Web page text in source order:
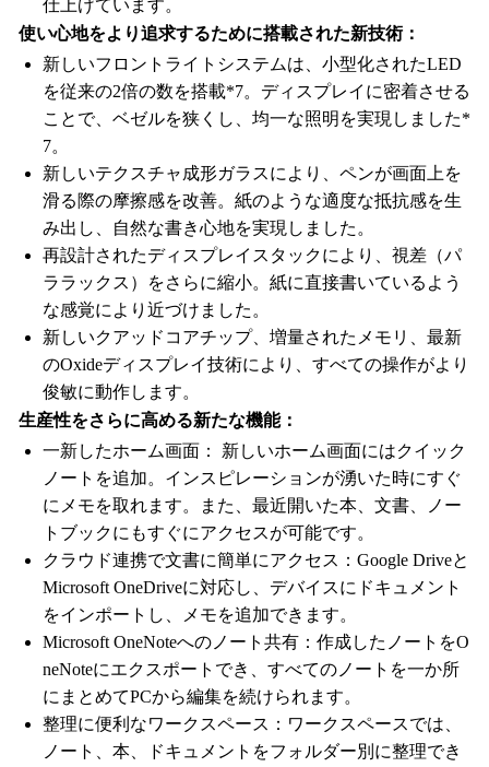
仕上げています。
使い心地をより追求するために搭載された新技術：
新しいフロントライトシステムは、小型化されたLED
を従来の2倍の数を搭載*7。ディスプレイに密着させる
ことで、ベゼルを狭くし、均一な照明を実現しました*
7。
新しいテクスチャ成形ガラスにより、ペンが画面上を
滑る際の摩擦感を改善。紙のような適度な抵抗感を生
み出し、自然な書き心地を実現しました。
再設計されたディスプレイスタックにより、視差（パ
ララックス）をさらに縮小。紙に直接書いているよう
な感覚により近づけました。
新しいクアッドコアチップ、増量されたメモリ、最新
のOxideディスプレイ技術により、すべての操作がより
俊敏に動作します。
生産性をさらに高める新たな機能：
一新したホーム画面： 新しいホーム画面にはクイック
ノートを追加。インスピレーションが湧いた時にすぐ
にメモを取れます。また、最近開いた本、文書、ノー
トブックにもすぐにアクセスが可能です。
クラウド連携で文書に簡単にアクセス：Google Driveと
Microsoft OneDriveに対応し、デバイスにドキュメント
をインポートし、メモを追加できます。
Microsoft OneNoteへのノート共有：作成したノートをO
neNoteにエクスポートでき、すべてのノートを一か所
にまとめてPCから編集を続けられます。
整理に便利なワークスペース：ワークスペースでは、
ノート、本、ドキュメントをフォルダー別に整理でき